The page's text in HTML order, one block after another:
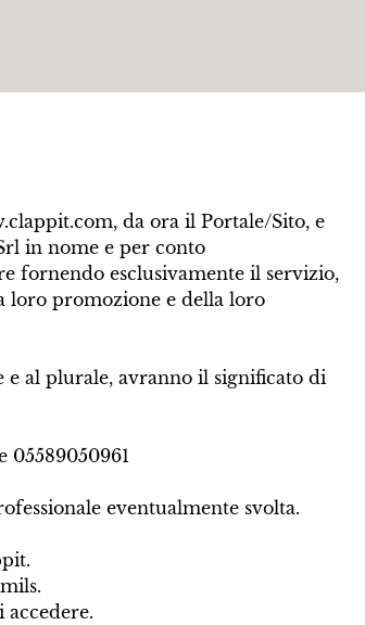
da ora il Portale/Sito, e
in nome e per conto
fornendo esclusivamente il servizio,
loro promozione e della loro
al plurale, avranno il significato di
05589050961
eventualmente svolta.